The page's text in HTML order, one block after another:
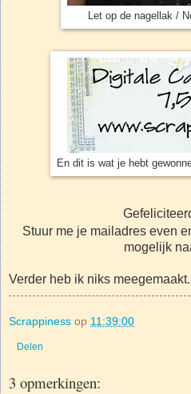
Let op de nagellak /
En dit is wat je hebt
Stuur me je mailadres even
mogelijk
Verder heb ik niks
Scrappiness op 11:39:00
Delen
3 opmerkingen: